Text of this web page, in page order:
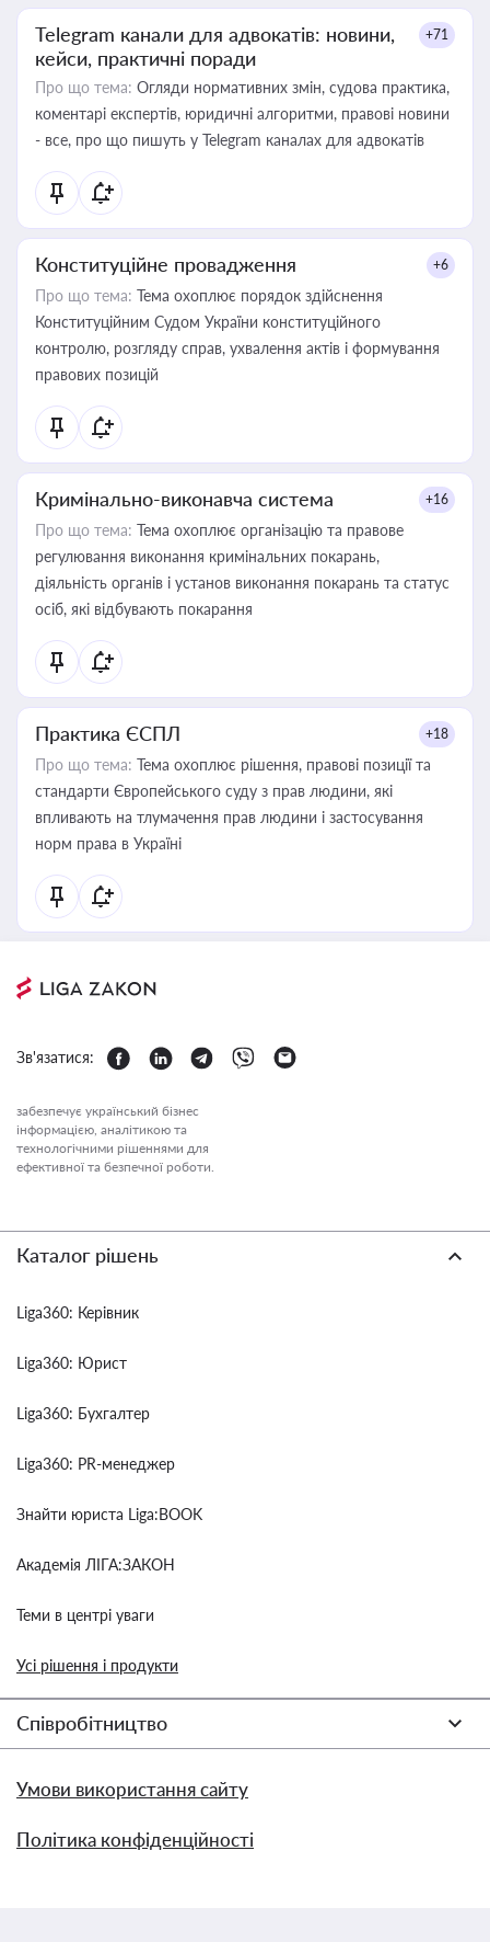
Telegram канали для адвокатів: новини,
кейси, практичні поради
+71
Про що тема: Огляди нормативних змін, судова практика,
коментарі експертів, юридичні алгоритми, правові новини
- все, про що пишуть у Telegram каналах для адвокатів
Конституційне провадження +6
Про що тема: Тема охоплює порядок здійснення
Конституційним Судом України конституційного
контролю, розгляду справ, ухвалення актів і формування
правових позицій
Кримінально-виконавча система +16
Про що тема: Тема охоплює організацію та правове
регулювання виконання кримінальних покарань,
діяльність органів і установ виконання покарань та статус
осіб, які відбувають покарання
Практика ЄСПЛ +18
Про що тема: Тема охоплює рішення, правові позиції та
стандарти Європейського суду з прав людини, які
впливають на тлумачення прав людини і застосування
норм права в Україні
Зв'язатися:
забезпечує український бізнес
інформацією, аналітикою та
технологічними рішеннями для
ефективної та безпечної роботи.
Каталог рішень
Liga360: Керівник
Liga360: Юрист
Liga360: Бухгалтер
Liga360: PR-менеджер
Знайти юриста Liga:BOOK
Академія ЛІГА:ЗАКОН
Теми в центрі уваги
Усі рішення і продукти
Співробітництво
Умови використання сайту
Політика конфіденційності